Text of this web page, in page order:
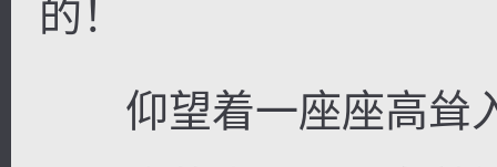
的！
仰望着一座座高耸